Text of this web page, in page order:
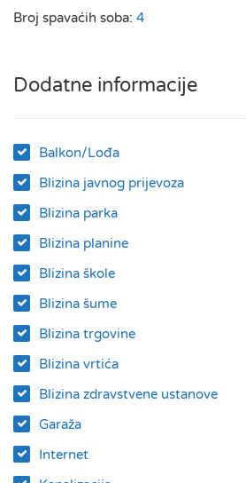
Broj spavaćih soba: 4
Dodatne informacije
Balkon/Lođa
Blizina javnog prijevoza
Blizina parka
Blizina planine
Blizina škole
Blizina šume
Blizina trgovine
Blizina vrtića
Blizina zdravstvene ustanove
Garaža
Internet